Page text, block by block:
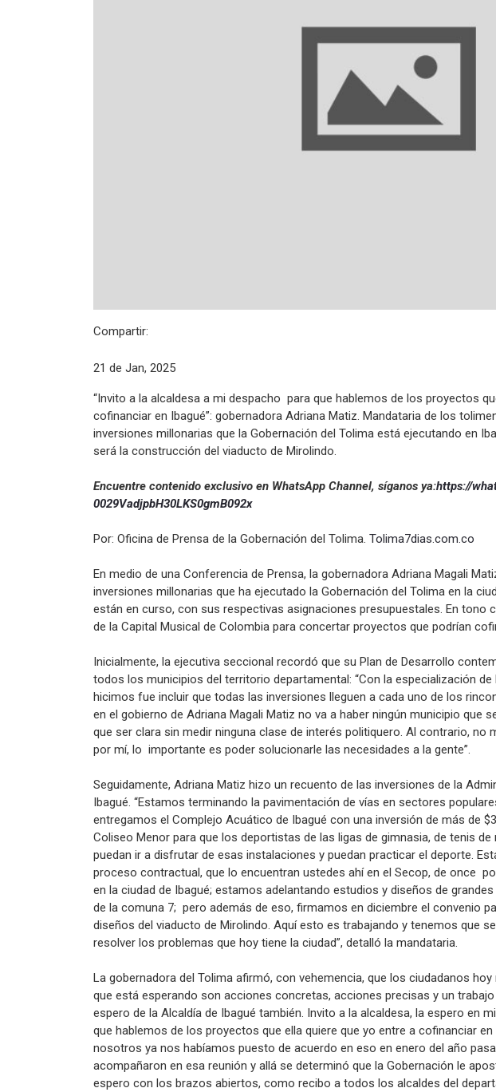
Compartir:
21 de Jan, 2025
“Invito a la alcaldesa a mi despacho para que hablemos de los proyectos
cofinanciar en Ibagué”: gobernadora Adriana Matiz. Mandataria de los
inversiones millonarias que la Gobernación del Tolima está ejecutando en
será la construcción del viaducto de Mirolindo.
Encuentre contenido exclusivo en WhatsApp Channel, síganos ya:https://
0029VadjpbH30LKS0gmB092x
Por: Oficina de Prensa de la Gobernación del Tolima. Tolima7dias.com.co
En medio de una Conferencia de Prensa, la gobernadora Adriana Magali
inversiones millonarias que ha ejecutado la Gobernación del Tolima en la
están en curso, con sus respectivas asignaciones presupuestales. En tono
de la Capital Musical de Colombia para concertar proyectos que podrían
Inicialmente, la ejecutiva seccional recordó que su Plan de Desarrollo
todos los municipios del territorio departamental: “Con la especialización
hicimos fue incluir que todas las inversiones lleguen a cada uno de los
en el gobierno de Adriana Magali Matiz no va a haber ningún municipio que
que ser clara sin medir ninguna clase de interés politiquero. Al contrario, no
por mí, lo importante es poder solucionarle las necesidades a la gente”.
Seguidamente, Adriana Matiz hizo un recuento de las inversiones de la
Ibagué. “Estamos terminando la pavimentación de vías en sectores
entregamos el Complejo Acuático de Ibagué con una inversión de más de
Coliseo Menor para que los deportistas de las ligas de gimnasia, de tenis
puedan ir a disfrutar de esas instalaciones y puedan practicar el deporte.
proceso contractual, que lo encuentran ustedes ahí en el Secop, de once
en la ciudad de Ibagué; estamos adelantando estudios y diseños de
de la comuna 7; pero además de eso, firmamos en diciembre el convenio
diseños del viaducto de Mirolindo. Aquí esto es trabajando y tenemos que
resolver los problemas que hoy tiene la ciudad”, detalló la mandataria.
La gobernadora del Tolima afirmó, con vehemencia, que los ciudadanos
que está esperando son acciones concretas, acciones precisas y un
espero de la Alcaldía de Ibagué también. Invito a la alcaldesa, la espero en
que hablemos de los proyectos que ella quiere que yo entre a cofinanciar en
nosotros ya nos habíamos puesto de acuerdo en eso en enero del año
acompañaron en esa reunión y allá se determinó que la Gobernación le
espero con los brazos abiertos, como recibo a todos los alcaldes del